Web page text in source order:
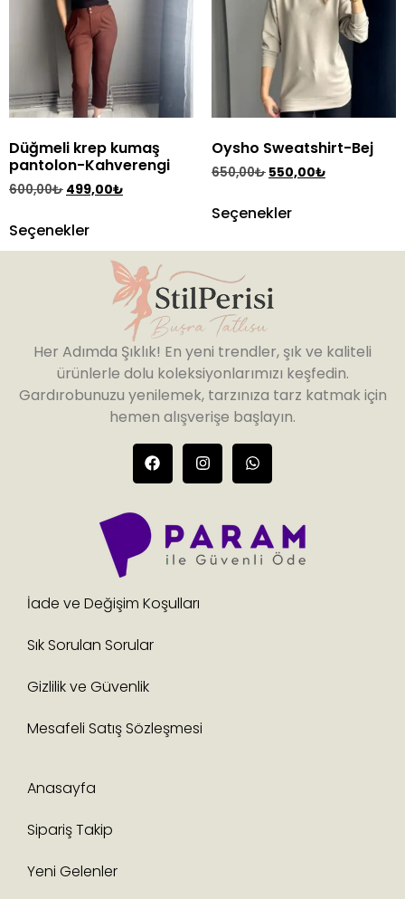
Düğmeli krep kumaş
pantolon-Kahverengi
600,00₺ 499,00₺
Seçenekler
Oysho Sweatshirt-Bej
650,00₺ 550,00₺
Seçenekler
Her Adımda Şıklık! En yeni trendler, şık ve kaliteli
ürünlerle dolu koleksiyonlarımızı keşfedin.
Gardırobunuzu yenilemek, tarzınıza tarz katmak için
hemen alışverişe başlayın.
İade ve Değişim Koşulları
Sık Sorulan Sorular
Gizlilik ve Güvenlik
Mesafeli Satış Sözleşmesi
Anasayfa
Sipariş Takip
Yeni Gelenler